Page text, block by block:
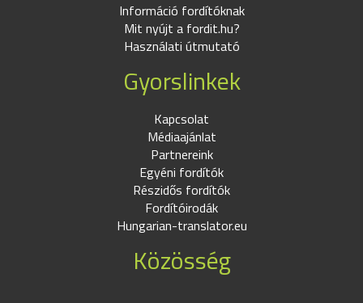
Információ fordítóknak
Mit nyújt a fordit.hu?
Használati útmutató
Gyorslinkek
Kapcsolat
Médiaajánlat
Partnereink
Egyéni fordítók
Részidős fordítók
Fordítóirodák
Hungarian-translator.eu
Közösség